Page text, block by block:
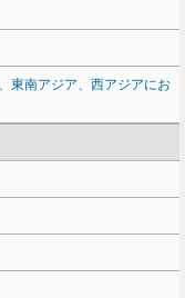
東南アジア、西アジアにお